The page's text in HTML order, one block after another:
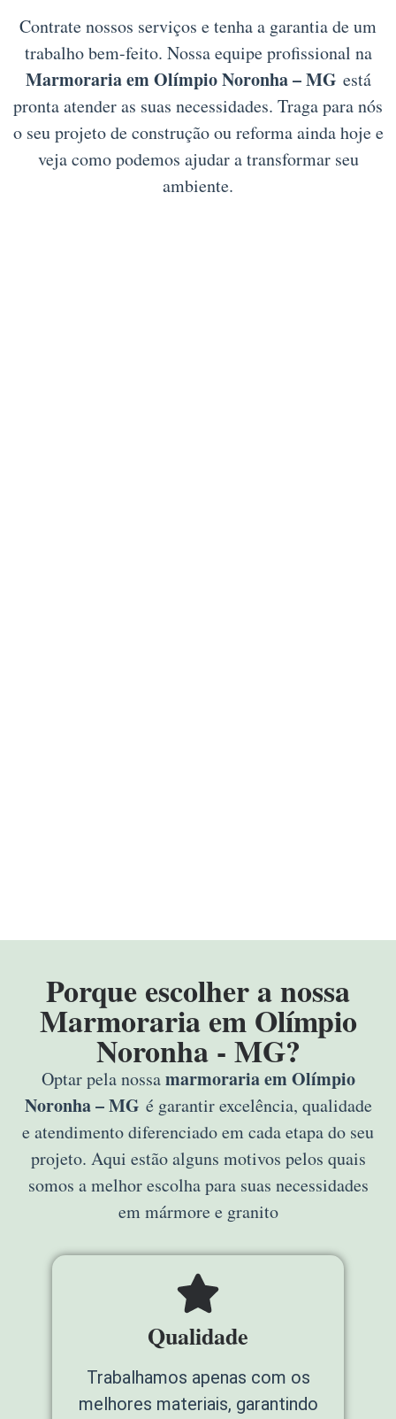
Contrate nossos serviços e tenha a garantia de um
trabalho bem-feito. Nossa equipe profissional na
Marmoraria em Olímpio Noronha – MG está
pronta atender as suas necessidades. Traga para nós
o seu projeto de construção ou reforma ainda hoje e
veja como podemos ajudar a transformar seu
ambiente.
Porque escolher a nossa
Marmoraria em Olímpio
Noronha - MG?
Optar pela nossamarmoraria em Olímpio
Noronha – MG é garantir excelência, qualidade
e atendimento diferenciado em cada etapa do seu
projeto. Aqui estão alguns motivos pelos quais
somos a melhor escolha para suas necessidades
em mármore e granito
Qualidade
Trabalhamos apenas com os
melhores materiais, garantindo